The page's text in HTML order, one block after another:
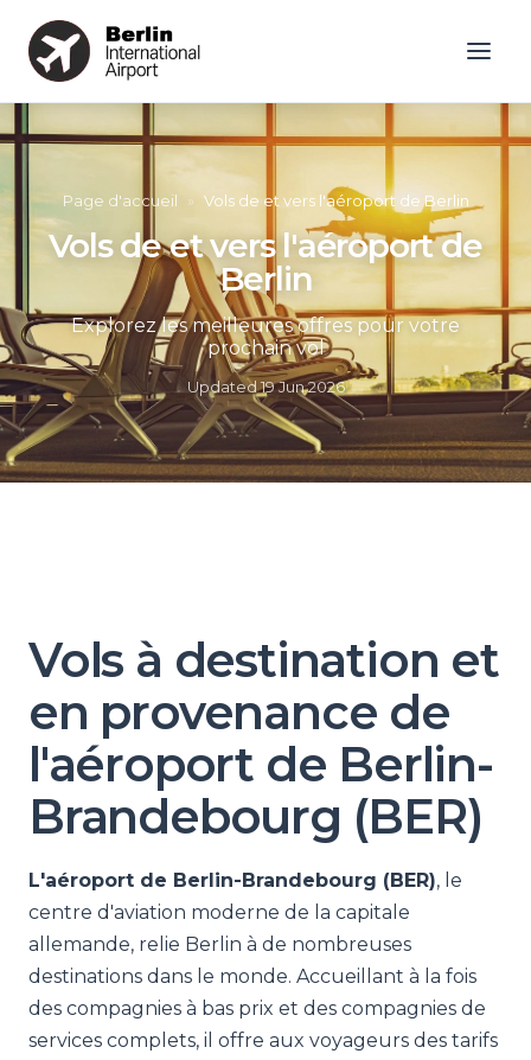
Page d'accueil » Vols de et vers l'aéroport de Berlin
Vols de et vers l'aéroport de
Berlin
Explorez les meilleures offres pour votre
prochain vol
Updated19 Jun 2026
Vols à destination et
en provenance de
l'aéroport de Berlin-
Brandebourg (BER)
L'aéroport de Berlin-Brandebourg (BER), le
centre d'aviation moderne de la capitale
allemande, relie Berlin à de nombreuses
destinations dans le monde. Accueillant à la fois
des compagnies à bas prix et des compagnies de
services complets, il offre aux voyageurs des tarifs